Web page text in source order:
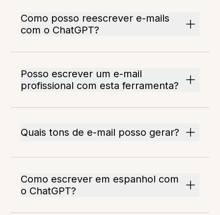
Como posso reescrever e-mails
com o ChatGPT?
Posso escrever um e-mail
profissional com esta ferramenta?
Quais tons de e-mail posso gerar?
Como escrever em espanhol com
o ChatGPT?